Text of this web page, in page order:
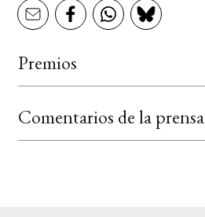
Premios
Comentarios de la prensa